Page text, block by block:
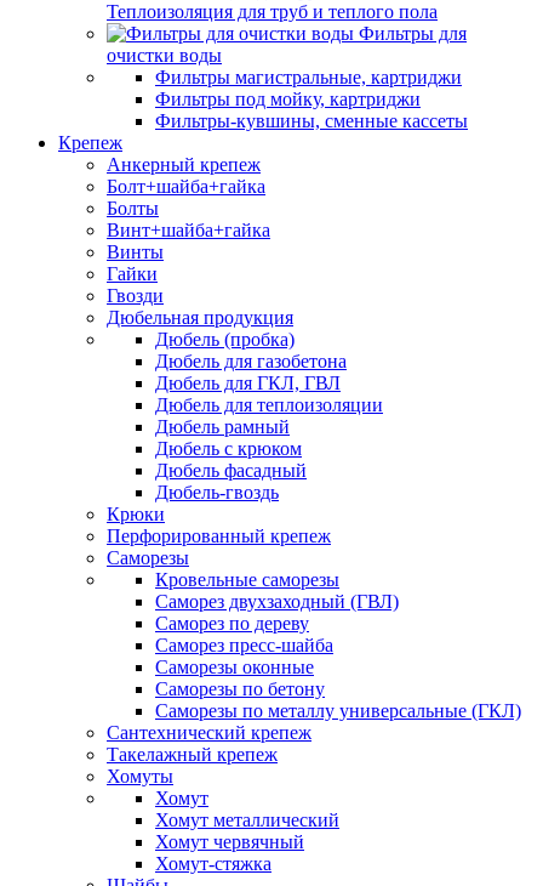
Теплоизоляция для труб и теплого пола
Фильтры для
очистки воды
Фильтры магистральные, картриджи
Фильтры под мойку, картриджи
Фильтры-кувшины, сменные кассеты
Крепеж
Анкерный крепеж
Болт+шайба+гайка
Болты
Винт+шайба+гайка
Винты
Гайки
Гвозди
Дюбельная продукция
Дюбель (пробка)
Дюбель для газобетона
Дюбель для ГКЛ, ГВЛ
Дюбель для теплоизоляции
Дюбель рамный
Дюбель с крюком
Дюбель фасадный
Дюбель-гвоздь
Крюки
Перфорированный крепеж
Саморезы
Кровельные саморезы
Саморез двухзаходный (ГВЛ)
Саморез по дереву
Саморез пресс-шайба
Саморезы оконные
Саморезы по бетону
Саморезы по металлу универсальные (ГКЛ)
Сантехнический крепеж
Такелажный крепеж
Хомуты
Хомут
Хомут металлический
Хомут червячный
Хомут-стяжка